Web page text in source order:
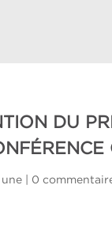
DU
| 0